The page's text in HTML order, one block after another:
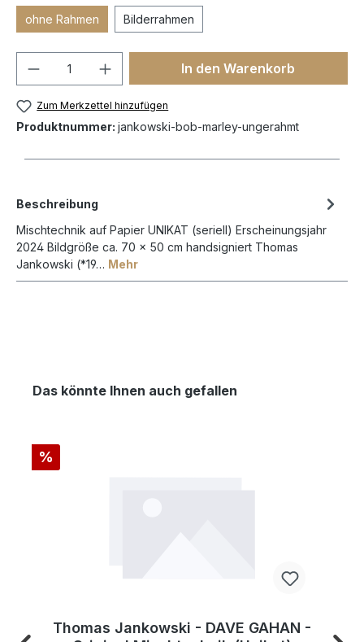
ohne Rahmen Bilderrahmen
In den Warenkorb
Zum Merkzettel hinzufügen
Produktnummer: jankowski-bob-marley-ungerahmt
Beschreibung
Mischtechnik auf Papier UNIKAT (seriell) Erscheinungsjahr
2024 Bildgröße ca. 70 x 50 cm handsigniert Thomas
Jankowski (*19… Mehr
Das könnte Ihnen auch gefallen
%
Thomas Jankowski - DAVE GAHAN -